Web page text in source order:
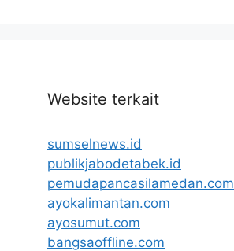
Website terkait
sumselnews.id
publikjabodetabek.id
pemudapancasilamedan.com
ayokalimantan.com
ayosumut.com
bangsaoffline.com